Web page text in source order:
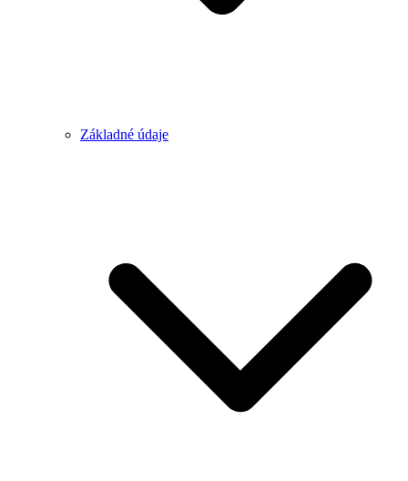
Základné údaje